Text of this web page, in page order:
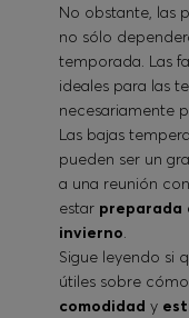
No obstante, las
no sólo
temporada. Las
ideales para las
necesariamente
Las bajas
pueden ser un
a una reunión
estar preparada
invierno.
Sigue leyendo si
útiles sobre
comodidad y